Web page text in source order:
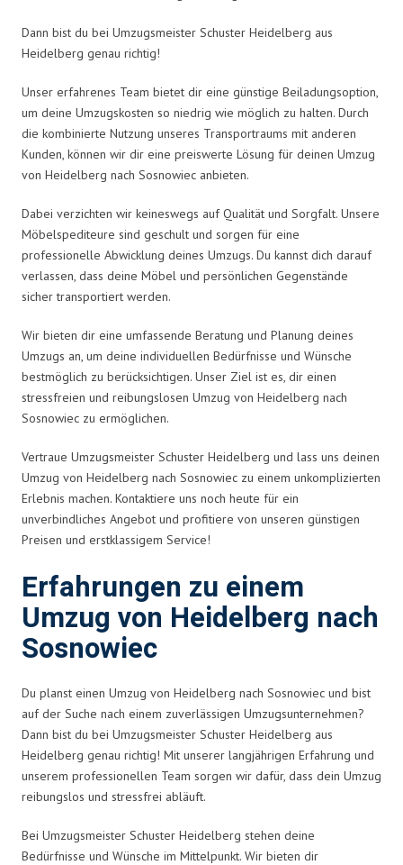
Dann bist du bei Umzugsmeister Schuster Heidelberg aus
Heidelberg genau richtig!
Unser erfahrenes Team bietet dir eine günstige Beiladungsoption,
um deine Umzugskosten so niedrig wie möglich zu halten. Durch
die kombinierte Nutzung unseres Transportraums mit anderen
Kunden, können wir dir eine preiswerte Lösung für deinen Umzug
von Heidelberg nach Sosnowiec anbieten.
Dabei verzichten wir keineswegs auf Qualität und Sorgfalt. Unsere
Möbelspediteure sind geschult und sorgen für eine
professionelle Abwicklung deines Umzugs. Du kannst dich darauf
verlassen, dass deine Möbel und persönlichen Gegenstände
sicher transportiert werden.
Wir bieten dir eine umfassende Beratung und Planung deines
Umzugs an, um deine individuellen Bedürfnisse und Wünsche
bestmöglich zu berücksichtigen. Unser Ziel ist es, dir einen
stressfreien und reibungslosen Umzug von Heidelberg nach
Sosnowiec zu ermöglichen.
Vertraue Umzugsmeister Schuster Heidelberg und lass uns deinen
Umzug von Heidelberg nach Sosnowiec zu einem unkomplizierten
Erlebnis machen. Kontaktiere uns noch heute für ein
unverbindliches Angebot und profitiere von unseren günstigen
Preisen und erstklassigem Service!
Erfahrungen zu einem
Umzug von Heidelberg nach
Sosnowiec
Du planst einen Umzug von Heidelberg nach Sosnowiec und bist
auf der Suche nach einem zuverlässigen Umzugsunternehmen?
Dann bist du bei Umzugsmeister Schuster Heidelberg aus
Heidelberg genau richtig! Mit unserer langjährigen Erfahrung und
unserem professionellen Team sorgen wir dafür, dass dein Umzug
reibungslos und stressfrei abläuft.
Bei Umzugsmeister Schuster Heidelberg stehen deine
Bedürfnisse und Wünsche im Mittelpunkt. Wir bieten dir